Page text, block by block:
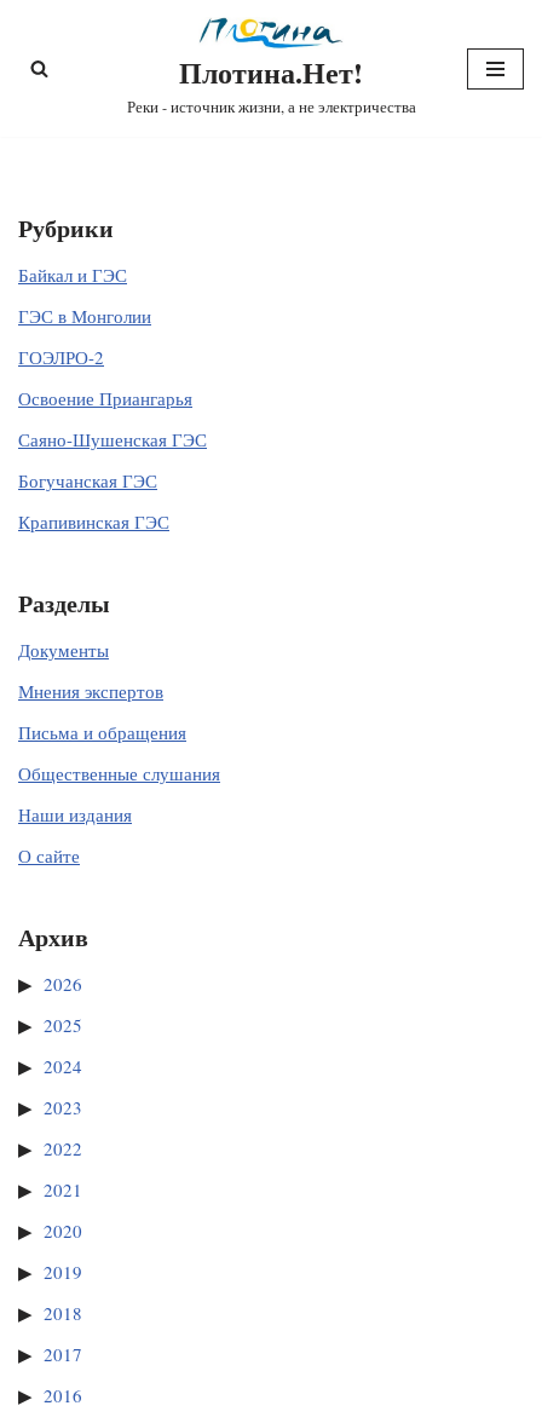
Перейти
Плотина.Нет!
Реки - источник жизни, а не электричества
Рубрики
Байкал и ГЭС
ГЭС в Монголии
ГОЭЛРО-2
Освоение Приангарья
Саяно-Шушенская ГЭС
Богучанская ГЭС
Крапивинская ГЭС
Разделы
Документы
Мнения экспертов
Письма и обращения
Общественные слушания
Наши издания
О сайте
Архив
2026
2025
2024
2023
2022
2021
2020
2019
2018
2017
2016